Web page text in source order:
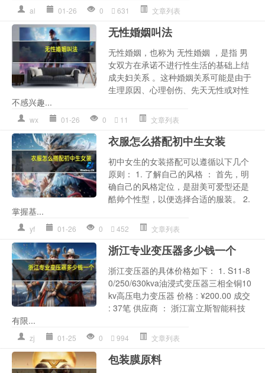
al 01-26 0 631 文章列表
无性婚姻叫法
无性婚姻，也称为 无性婚姻 ，是指 男
女双方在承诺不进行性生活的基础上结
成夫妇关系 。这种婚姻关系可能是由于
生理原因、心理创伤、先天无性或对性
不感兴趣...
wx 01-26 0 11 文章列表
衣服怎么搭配初中生女装
初中女生的女装搭配可以遵循以下几个
原则： 1. 了解自己的风格 ： 首先，明
确自己的风格定位，是甜美可爱型还是
酷帅个性型，以便选择合适的服装。 2.
掌握基...
yf 01-26 0 452 文章列表
浙江专业变压器多少钱一个
浙江变压器的具体价格如下： 1. S11-8
0/250/630kva油浸式变压器三相全铜10
kv高压电力变压器 价格 : ¥200.00 成交
: 37笔 供应商 ： 浙江富立斯智能科技
有限...
zj 01-25 0 994 文章列表
包装膜原料